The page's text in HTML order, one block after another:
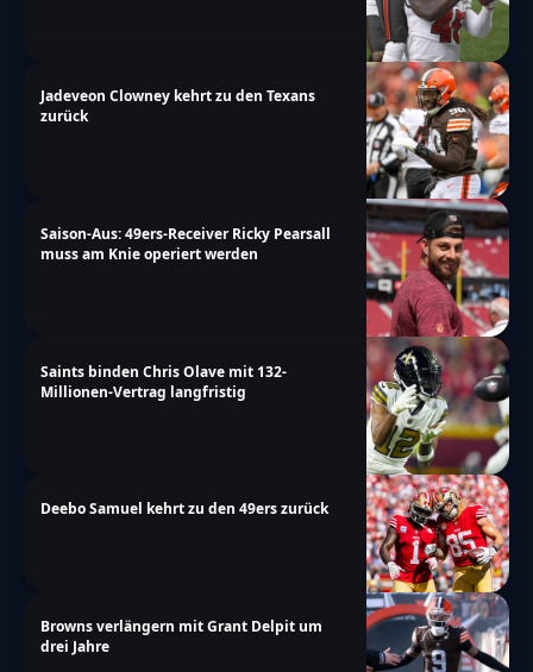
Jadeveon Clowney kehrt zu den Texans
zurück
Saison-Aus: 49ers-Receiver Ricky Pearsall
muss am Knie operiert werden
Saints binden Chris Olave mit 132-
Millionen-Vertrag langfristig
Deebo Samuel kehrt zu den 49ers zurück
Browns verlängern mit Grant Delpit um
drei Jahre